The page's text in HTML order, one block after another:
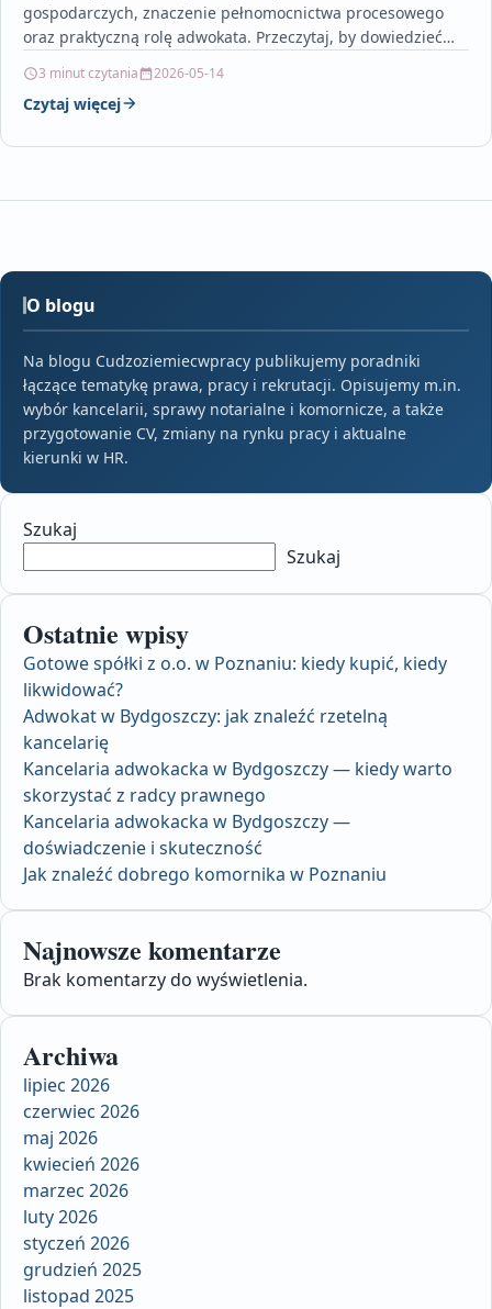
gospodarczych, znaczenie pełnomocnictwa procesowego
oraz praktyczną rolę adwokata. Przeczytaj, by dowiedzieć
3 minut czytania 2026-05-14
Czytaj więcej
O blogu
Na blogu Cudzoziemiecwpracy publikujemy poradniki
łączące tematykę prawa, pracy i rekrutacji. Opisujemy m.in.
wybór kancelarii, sprawy notarialne i komornicze, a także
przygotowanie CV, zmiany na rynku pracy i aktualne
kierunki w HR.
Szukaj
Szukaj
Ostatnie wpisy
Gotowe spółki z o.o. w Poznaniu: kiedy kupić, kiedy
likwidować?
Adwokat w Bydgoszczy: jak znaleźć rzetelną
kancelarię
Kancelaria adwokacka w Bydgoszczy — kiedy warto
skorzystać z radcy prawnego
Kancelaria adwokacka w Bydgoszczy —
doświadczenie i skuteczność
Jak znaleźć dobrego komornika w Poznaniu
Najnowsze komentarze
Brak komentarzy do wyświetlenia.
Archiwa
lipiec 2026
czerwiec 2026
maj 2026
kwiecień 2026
marzec 2026
luty 2026
styczeń 2026
grudzień 2025
listopad 2025